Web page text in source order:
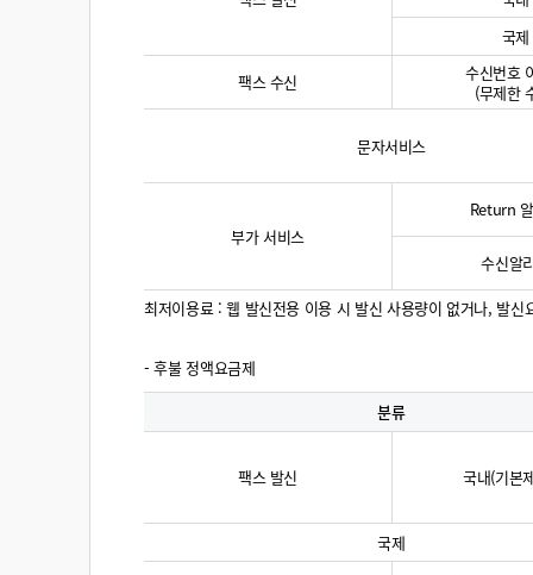
국제
팩스 수신
수신번호
(무제한
문자서비스
부가 서비스
Return
수신알
최저이용료 : 웹 발신전용 이용 시 발신 사용량이 없거나, 발
- 후불 정액요금제
분류
팩스 발신 국내(기본
국제